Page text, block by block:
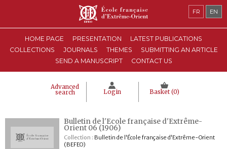
HOME PAGE PRESENTATION
LATEST PUBLICATIONS
COLLECTIONS
JOURNALS THEMES
SUBMITTING AN ARTICLE
SEND A MANUSCRIPT
CONTACT US
Advanced
search Login Basket (0)
FR EN
Bulletin de l'Ecole française d'Extrême-
Orient 06 (1906)
Collection : Bulletin de l'École française d'Extrême-Orient
(BEFEO)